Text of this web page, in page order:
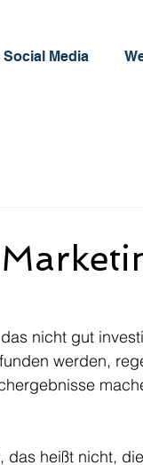
Media
nicht gut
werden,
das heißt nicht,